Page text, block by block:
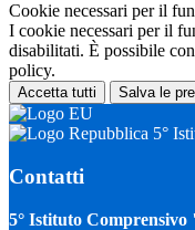
Cookie necessari per il
I cookie necessari per il
disabilitati. È possibile
policy.
Accetta tutti Salva le
5°
Contatti
5° Istituto